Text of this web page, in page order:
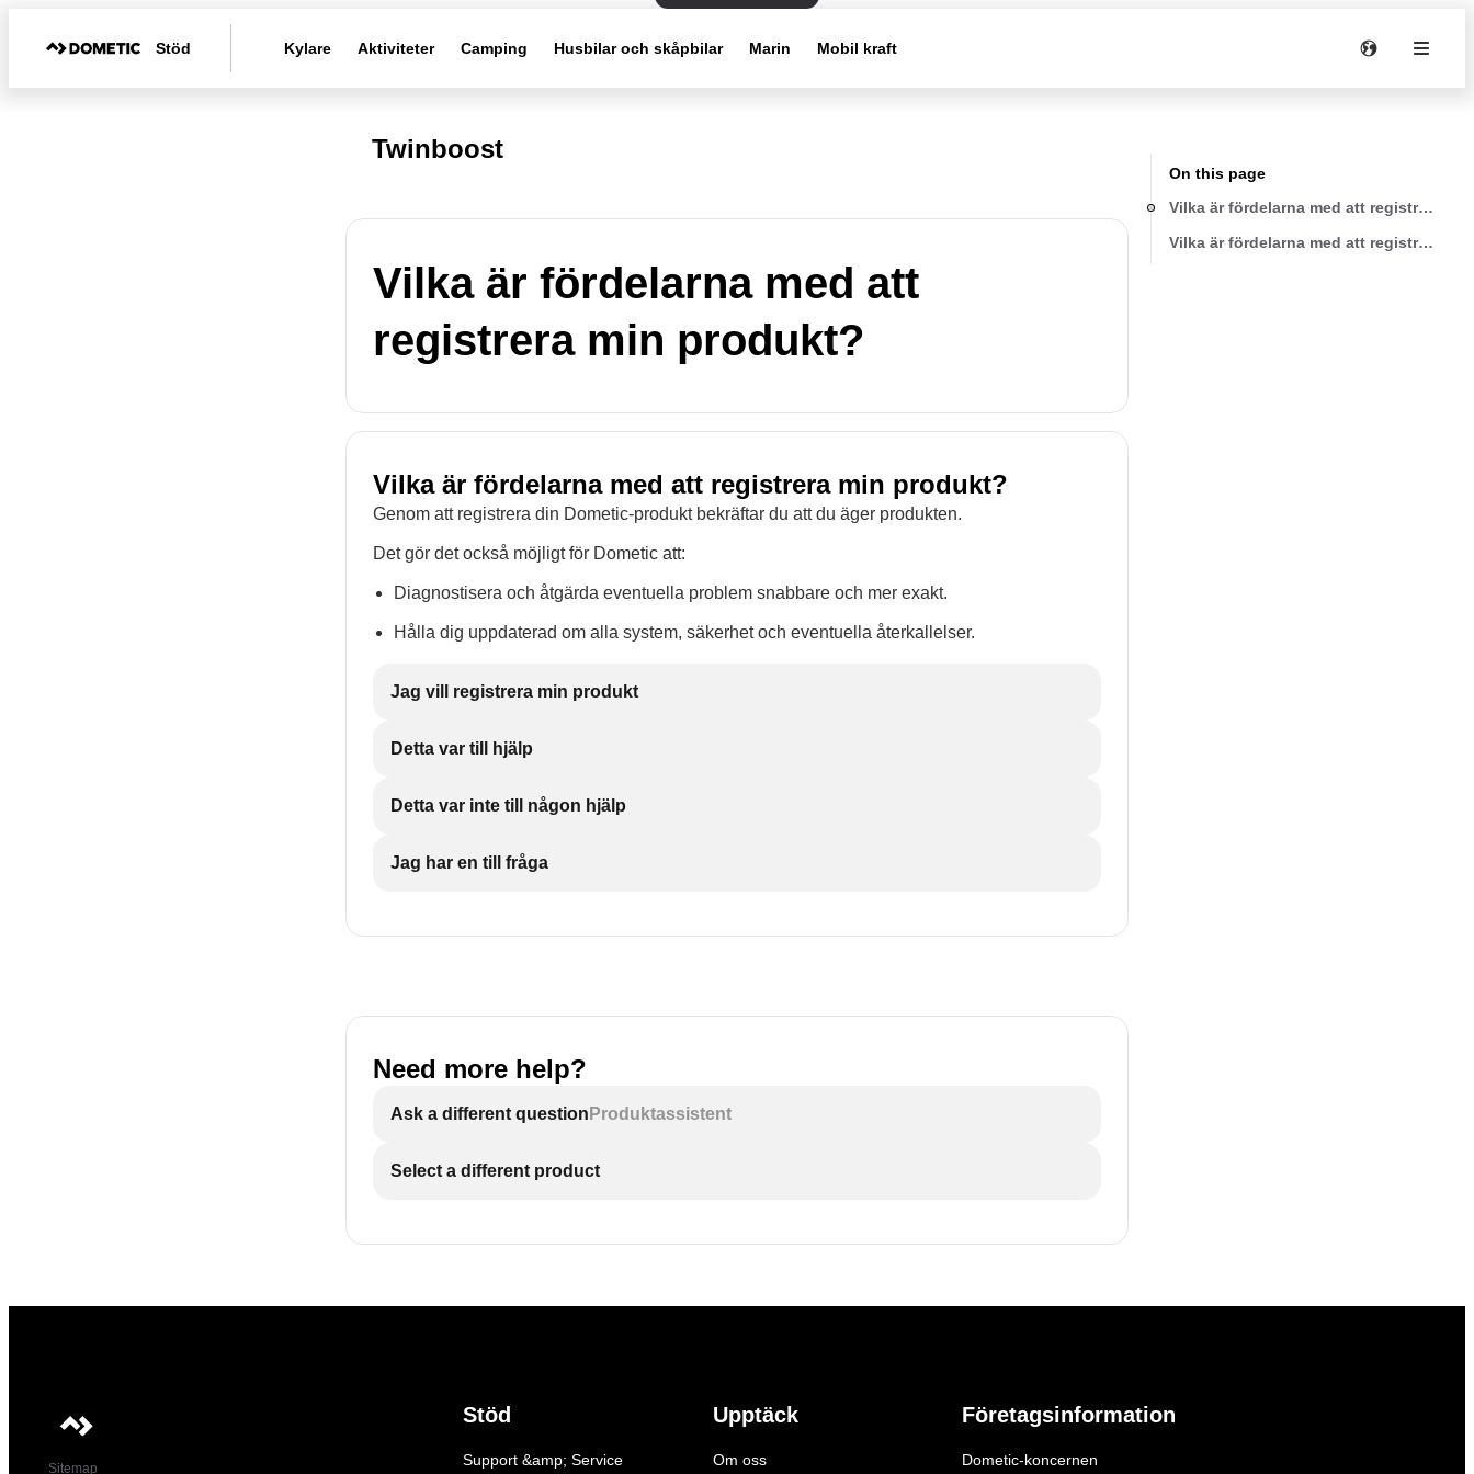
Stöd Kylare Aktiviteter Camping Husbilar och skåpbilar Marin Mobil kraft
Twinboost
Vilka är fördelarna med att
registrera min produkt?
Vilka är fördelarna med att registrera min produkt?
Genom att registrera din Dometic-produkt bekräftar du att du äger produkten.
Det gör det också möjligt för Dometic att:
Diagnostisera och åtgärda eventuella problem snabbare och mer exakt.
Hålla dig uppdaterad om alla system, säkerhet och eventuella återkallelser.
Jag vill registrera min produkt
Detta var till hjälp
Detta var inte till någon hjälp
Jag har en till fråga
Need more help?
Ask a different question Produktassistent
Select a different product
On this page
Vilka är fördelarna med att registrera
Vilka är fördelarna med att registrera
Sitemap
Stöd
Support &amp; Service
Upptäck
Om oss
Företagsinformation
Dometic-koncernen